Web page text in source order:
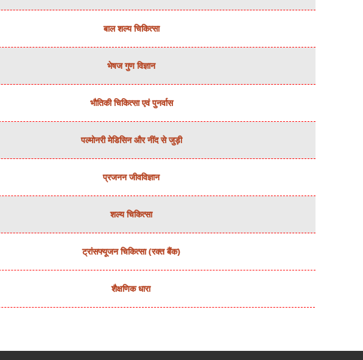
बाल शल्‍य चिकित्‍सा
भेषज गुण विज्ञान
भौतिकी चिकित्‍सा एवं पुनर्वास
पल्मोनरी मेडिसिन और नींद से जुड़ी
प्रजनन जीवविज्ञान
शल्‍य चिकित्‍सा
ट्रांसफ्यूजन चिकित्‍सा (रक्‍त बैंक)
शैक्षणिक धारा